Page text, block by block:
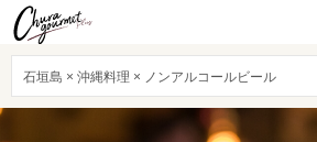
石垣島 × 沖縄料理 × ノンアルコールビール